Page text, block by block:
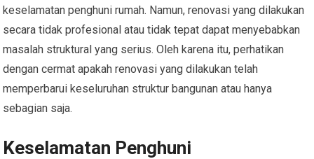
keselamatan penghuni rumah. Namun, renovasi yang dilakukan
secara tidak profesional atau tidak tepat dapat menyebabkan
masalah struktural yang serius. Oleh karena itu, perhatikan
dengan cermat apakah renovasi yang dilakukan telah
memperbarui keseluruhan struktur bangunan atau hanya
sebagian saja.
Keselamatan Penghuni